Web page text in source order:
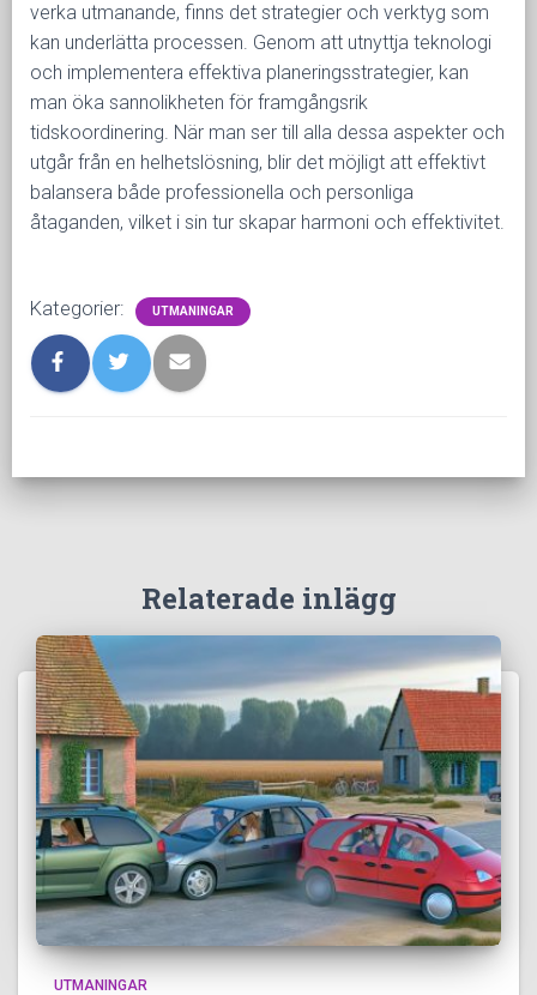
verka utmanande, finns det strategier och verktyg som
kan underlätta processen. Genom att utnyttja teknologi
och implementera effektiva planeringsstrategier, kan
man öka sannolikheten för framgångsrik
tidskoordinering. När man ser till alla dessa aspekter och
utgår från en helhetslösning, blir det möjligt att effektivt
balansera både professionella och personliga
åtaganden, vilket i sin tur skapar harmoni och effektivitet.
Kategorier: UTMANINGAR
Relaterade inlägg
UTMANINGAR